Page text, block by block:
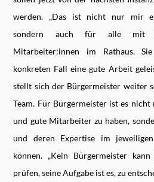
werden. „Das ist nicht nur mir
sondern auch für alle mit
Mitarbeiter:innen im Rathaus.
konkreten Fall eine gute Arbeit
stellt sich der Bürgermeister weiter
Team. Für Bürgermeister ist es
und gute Mitarbeiter zu haben,
und deren Expertise im
können. „Kein Bürgermeister
prüfen, seine Aufgabe ist es, zu